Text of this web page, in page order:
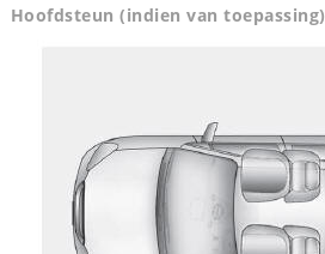
Hoofdsteun (indien van toepassing)